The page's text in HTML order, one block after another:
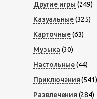
Другие игры (249)
Казуальные(325)
Карточные(63)
Музыка (30)
Настольные(44)
Приключения (541)
Развлечения (284)